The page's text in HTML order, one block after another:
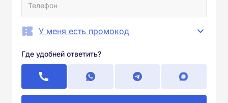
У меня есть промокод
Где удобней ответить?